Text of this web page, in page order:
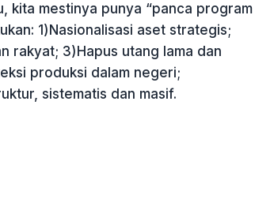
kita mestinya punya “panca program
1)Nasionalisasi aset strategis;
rakyat; 3)Hapus utang lama dan
produksi dalam negeri;
sistematis dan masif.